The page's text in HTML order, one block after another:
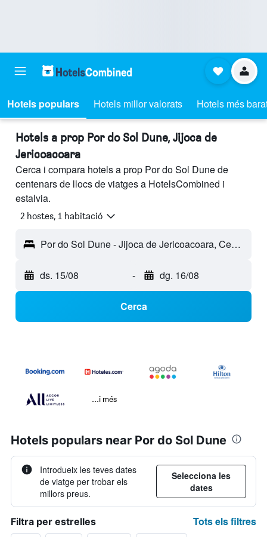
Hotels populars Hotels millor valorats Hotels més
Hotels a prop Por do Sol Dune, Jijoca de
Jericoacoara
Cerca i compara hotels a prop Por do Sol Dune de
centenars de llocs de viatges a HotelsCombined i
estalvia.
2 hostes, 1 habitació
Por do Sol Dune - Jijoca de Jericoacoara, Ceará, Brasil
ds. 15/08 - dg. 16/08
Cerca
...i més
Hotels populars near Por do Sol Dune
Introdueix les teves dates
de viatge per trobar els
millors preus.
Selecciona les
dates
Filtra per estrelles Tots els filtres